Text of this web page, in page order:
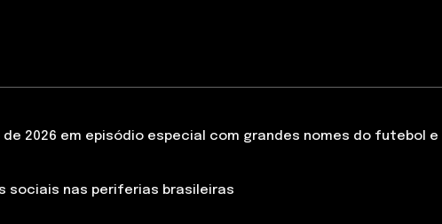
2026 em episódio especial com grandes nomes do futebol
sociais nas periferias brasileiras